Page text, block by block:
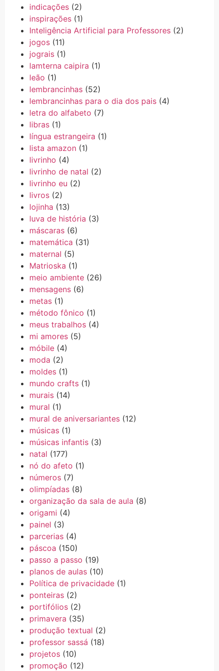
indicações (2)
inspirações (1)
Inteligência Artificial para Professores (2)
jogos (11)
jograis (1)
lamterna caipira (1)
leão (1)
lembrancinhas (52)
lembrancinhas para o dia dos pais (4)
letra do alfabeto (7)
libras (1)
língua estrangeira (1)
lista amazon (1)
livrinho (4)
livrinho de natal (2)
livrinho eu (2)
livros (2)
lojinha (13)
luva de história (3)
máscaras (6)
matemática (31)
maternal (5)
Matrioska (1)
meio ambiente (26)
mensagens (6)
metas (1)
método fônico (1)
meus trabalhos (4)
mi amores (5)
móbile (4)
moda (2)
moldes (1)
mundo crafts (1)
murais (14)
mural (1)
mural de aniversariantes (12)
músicas (1)
músicas infantis (3)
natal (177)
nó do afeto (1)
números (7)
olimpíadas (8)
organização da sala de aula (8)
origami (4)
painel (3)
parcerias (4)
páscoa (150)
passo a passo (19)
planos de aulas (10)
Política de privacidade (1)
ponteiras (2)
portifólios (2)
primavera (35)
produção textual (2)
professor sassá (18)
projetos (10)
promoção (12)